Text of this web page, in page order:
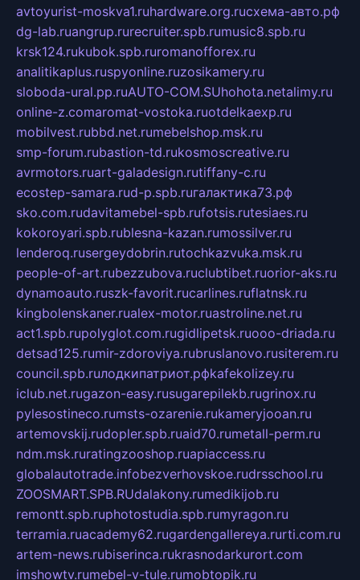
avtoyurist-moskva1.ruhardware.org.ruсхема-авто.рф
dg-lab.ruangrup.rurecruiter.spb.rumusic8.spb.ru
krsk124.rukubok.spb.ruromanofforex.ru
analitikaplus.ruspyonline.ruzosikamery.ru
sloboda-ural.pp.ruAUTO-COM.SUhohota.netalimy.ru
online-z.comaromat-vostoka.ruotdelkaexp.ru
mobilvest.rubbd.net.rumebelshop.msk.ru
smp-forum.rubastion-td.rukosmoscreative.ru
avrmotors.ruart-galadesign.rutiffany-c.ru
ecostep-samara.rud-p.spb.ruгалактика73.рф
sko.com.rudavitamebel-spb.rufotsis.rutesiaes.ru
kokoroyari.spb.rublesna-kazan.rumossilver.ru
lenderoq.rusergeydobrin.rutochkazvuka.msk.ru
people-of-art.rubezzubova.ruclubtibet.ruorior-aks.ru
dynamoauto.ruszk-favorit.rucarlines.ruflatnsk.ru
kingbolenskaner.rualex-motor.ruastroline.net.ru
act1.spb.rupolyglot.com.rugidlipetsk.ruooo-driada.ru
detsad125.rumir-zdoroviya.rubruslanovo.rusiterem.ru
council.spb.ruлодкипатриот.рфkafekolizey.ru
iclub.net.rugazon-easy.rusugarepilekb.rugrinox.ru
pylesostineco.rumsts-ozarenie.rukameryjooan.ru
artemovskij.rudopler.spb.ruaid70.rumetall-perm.ru
ndm.msk.ruratingzooshop.ruapiaccess.ru
globalautotrade.infobezverhovskoe.rudrsschool.ru
ZOOSMART.SPB.RUdalakony.rumedikijob.ru
remontt.spb.ruphotostudia.spb.rumyragon.ru
terramia.ruacademy62.rugardengallereya.rurti.com.ru
artem-news.rubiserinca.rukrasnodarkurort.com
imshowtv.rumebel-v-tule.rumobtopik.ru